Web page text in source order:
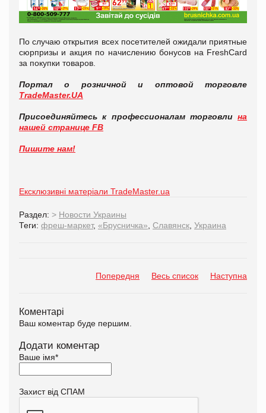
По случаю открытия всех посетителей ожидали приятные
сюрпризы и акция по начислению бонусов на FreshCard
за покупки товаров.
Портал о розничной и оптовой торговле
TradeMaster.UA
Присоединяйтесь к профессионалам торговли на
нашей странице FB
Пишите нам!
Ексклюзивні матеріали TradeMaster.ua
Раздел: > Новости Украины
Теги: фреш-маркет, «Брусничка» Славянск Украина
Попередня Весь список Наступна
Коментарі
Ваш коментар буде першим.
Додати коментар
Ваше імя*
Захист від СПАМ